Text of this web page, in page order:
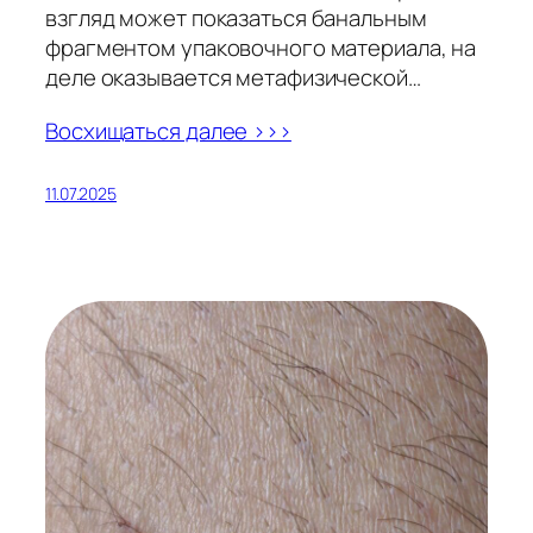
взгляд может показаться банальным
фрагментом упаковочного материала, на
деле оказывается метафизической…
Восхищаться далее >>>
11.07.2025